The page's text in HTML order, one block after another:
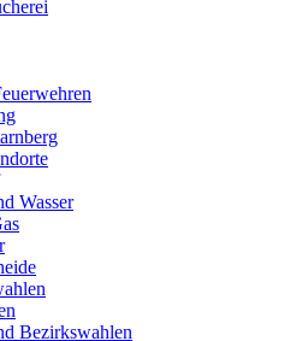
Wasser
Bezirkswahlen